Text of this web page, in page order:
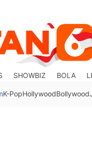
SHOWBIZ BOLA
K-PopHollywoodBollywood